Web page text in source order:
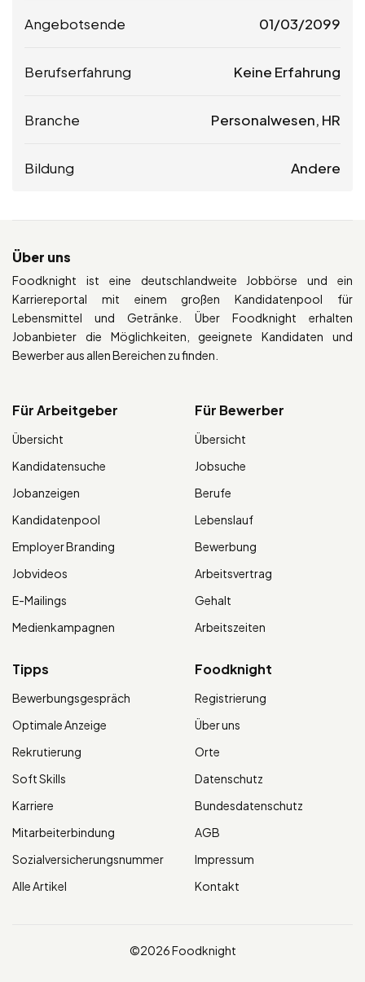
Angebotsende 01/03/2099
Berufserfahrung Keine Erfahrung
Branche Personalwesen, HR
Bildung Andere
Über uns
Foodknight ist eine deutschlandweite Jobbörse und ein
Karriereportal mit einem großen Kandidatenpool für
Lebensmittel und Getränke. Über Foodknight erhalten
Jobanbieter die Möglichkeiten, geeignete Kandidaten und
Bewerber aus allen Bereichen zu finden.
Für Arbeitgeber
Übersicht
Kandidatensuche
Jobanzeigen
Kandidatenpool
Employer Branding
Jobvideos
E-Mailings
Medienkampagnen
Für Bewerber
Übersicht
Jobsuche
Berufe
Lebenslauf
Bewerbung
Arbeitsvertrag
Gehalt
Arbeitszeiten
Tipps
Bewerbungsgespräch
Optimale Anzeige
Rekrutierung
Soft Skills
Karriere
Mitarbeiterbindung
Sozialversicherungsnummer
Alle Artikel
Foodknight
Registrierung
Über uns
Orte
Datenschutz
Bundesdatenschutz
AGB
Impressum
Kontakt
©2026 Foodknight